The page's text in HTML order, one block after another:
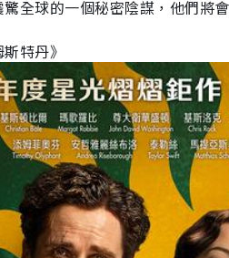
驚全球的一個秘密陰謀，他們
斯特丹》